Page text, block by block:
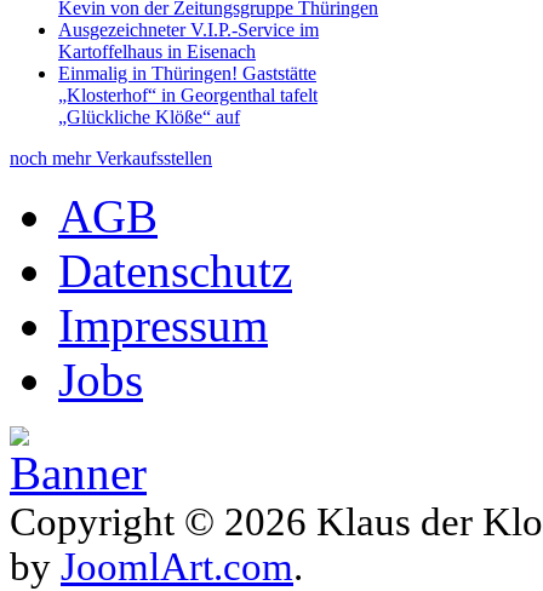
Kevin von der Zeitungsgruppe Thüringen
Ausgezeichneter V.I.P.-Service im
Kartoffelhaus in Eisenach
Einmalig in Thüringen! Gaststätte
„Klosterhof“ in Georgenthal tafelt
„Glückliche Klöße“ auf
noch mehr Verkaufsstellen
AGB
Datenschutz
Impressum
Jobs
Copyright © 2026 Klaus der
by JoomlArt.com.